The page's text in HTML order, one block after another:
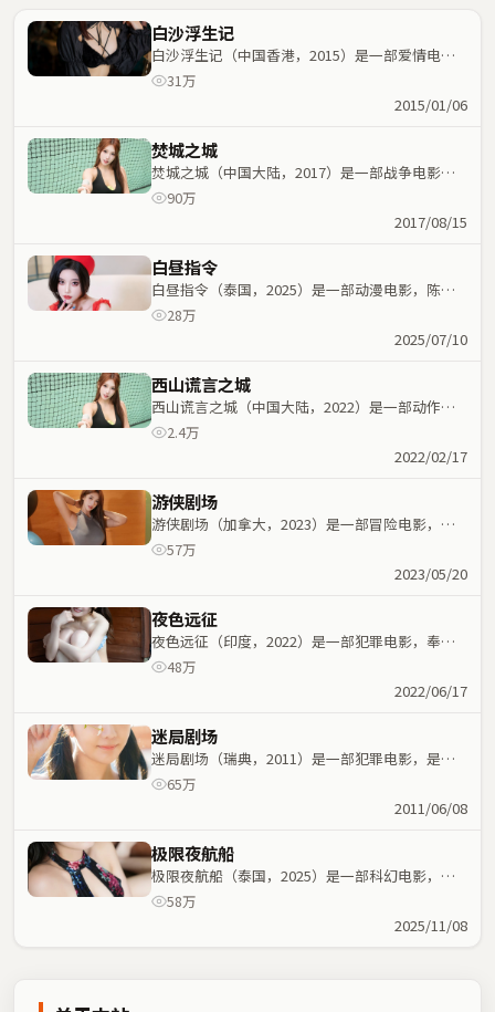
白沙浮生记
白沙浮生记（中国香港，2015）是一部爱情电
影，九把刀执导，周迅、张子枫等主演；爱情元素
31万
2015/01/06
焚城之城
焚城之城（中国大陆，2017）是一部战争电影，
饶晓志执导，秦海璐、张家辉等主演；战争元素与
90万
2017/08/15
白昼指令
白昼指令（泰国，2025）是一部动漫电影，陈凯
歌执导，刘青云、全智贤等主演；动漫元素与人物
28万
2025/07/10
西山谎言之城
西山谎言之城（中国大陆，2022）是一部动作电
影，杨德昌执导，李秉宪、大鹏等主演；动作元素
2.4万
2022/02/17
游侠剧场
游侠剧场（加拿大，2023）是一部冒险电影，大
鹏执导，堺雅人、周星驰等主演；冒险元素与人物
57万
2023/05/20
夜色远征
夜色远征（印度，2022）是一部犯罪电影，奉俊
昊执导，马丽、张译等主演；犯罪元素与人物命运
48万
2022/06/17
迷局剧场
迷局剧场（瑞典，2011）是一部犯罪电影，是枝
裕和执导，易烊千玺、乔杉等主演；犯罪元素与人
65万
2011/06/08
极限夜航船
极限夜航船（泰国，2025）是一部科幻电影，大
卫·芬奇执导，堺雅人、安藤樱等主演；科幻元素
58万
2025/11/08